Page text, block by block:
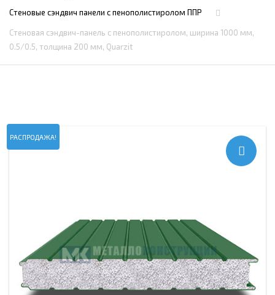
Стеновые сэндвич панели с пенополистиролом ППР
Стеновая сэндвич-панель с пенополистиролом, ширина 1000 мм,
0.5/0.5, толщина 200 мм, Quarzit
РАСПРОДАЖА!